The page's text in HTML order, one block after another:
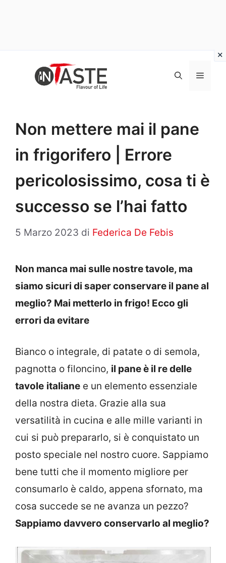
Menu
Non mettere mai il pane
in frigorifero | Errore
pericolosissimo, cosa ti è
successo se l’hai fatto
5 Marzo 2023 di Federica De Febis
Non manca mai sulle nostre tavole, ma
siamo sicuri di saper conservare il pane al
meglio? Mai metterlo in frigo! Ecco gli
errori da evitare
Bianco o integrale, di patate o di semola,
pagnotta o filoncino, il pane è il re delle
tavole italiane e un elemento essenziale
della nostra dieta. Grazie alla sua
versatilità in cucina e alle mille varianti in
cui si può prepararlo, si è conquistato un
posto speciale nel nostro cuore. Sappiamo
bene tutti che il momento migliore per
consumarlo è caldo, appena sfornato, ma
cosa succede se ne avanza un pezzo?
Sappiamo davvero conservarlo al meglio?